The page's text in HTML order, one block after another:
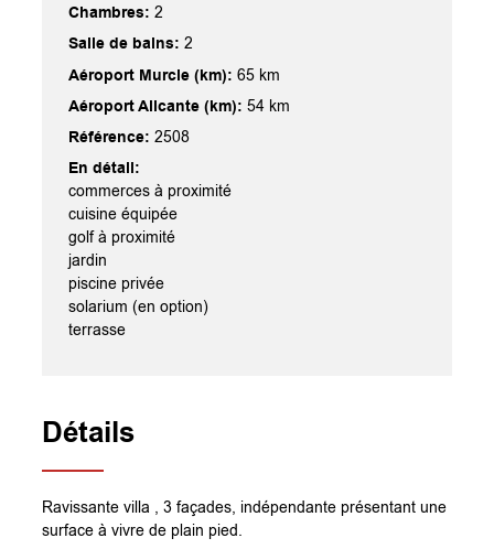
Chambres: 2
Salle de bains: 2
Aéroport Murcie (km): 65 km
Aéroport Alicante (km): 54 km
Référence: 2508
En détail:
commerces à proximité
cuisine équipée
golf à proximité
jardin
piscine privée
solarium (en option)
terrasse
Détails
Ravissante villa , 3 façades, indépendante présentant une
surface à vivre de plain pied.